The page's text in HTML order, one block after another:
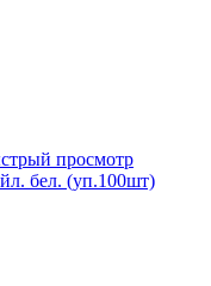
просмотр
бел. (уп.100шт)